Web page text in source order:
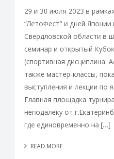
29 и 30 июля 2023 в
“ЛетоФест” и дней Японии
Свердловской области в
семинар и открытый
(спортивная дисциплина:
также мастер-классы,
выступления и лекции по
Главная площадка
неподалеку от
где единовременно на […]
READ MORE